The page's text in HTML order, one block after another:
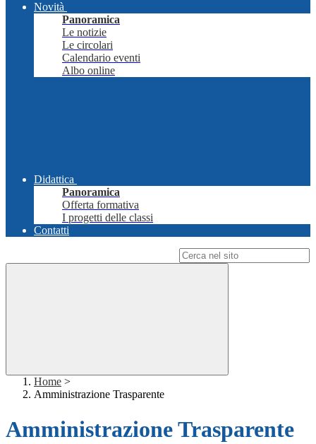
Novità
Panoramica
Le notizie
Le circolari
Calendario eventi
Albo online
Didattica
Panoramica
Offerta formativa
I progetti delle classi
Contatti
Home >
Amministrazione Trasparente
Amministrazione Trasparente